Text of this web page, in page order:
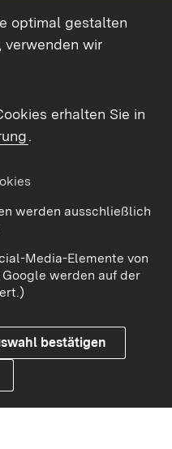
optimal gestalten
verwenden wir
erhalten Sie in
.
werden ausschließlich
Media-Elemente von
werden auf der
bestätigen